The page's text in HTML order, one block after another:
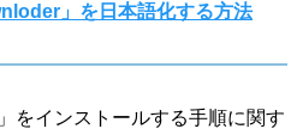
」を日本語化する方法
をインストールする手順に関す